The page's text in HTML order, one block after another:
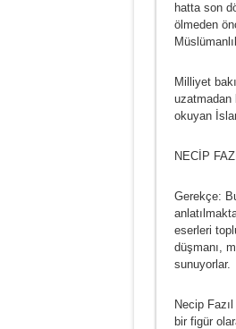
hatta son
ölmeden
Milliyet
uzatmadan
okuyan
NECİP
Gerekçe:
eserleri
düşmanı,
sunuyorlar.
Necip
bir figür